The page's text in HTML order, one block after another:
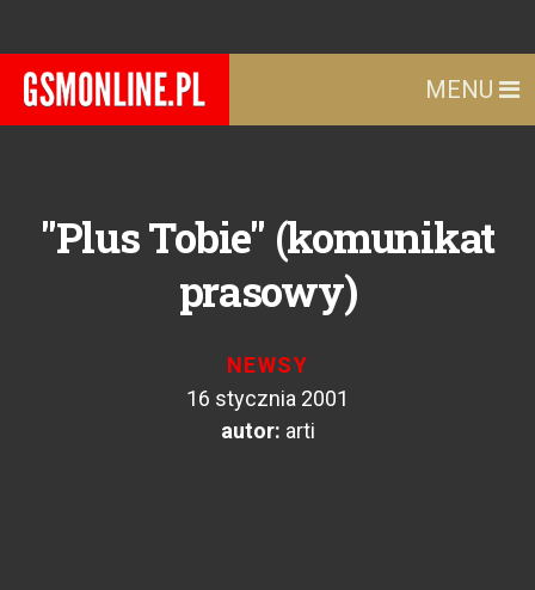
MENU
"Plus Tobie" (komunikat
prasowy)
NEWSY
16 stycznia 2001
autor: arti